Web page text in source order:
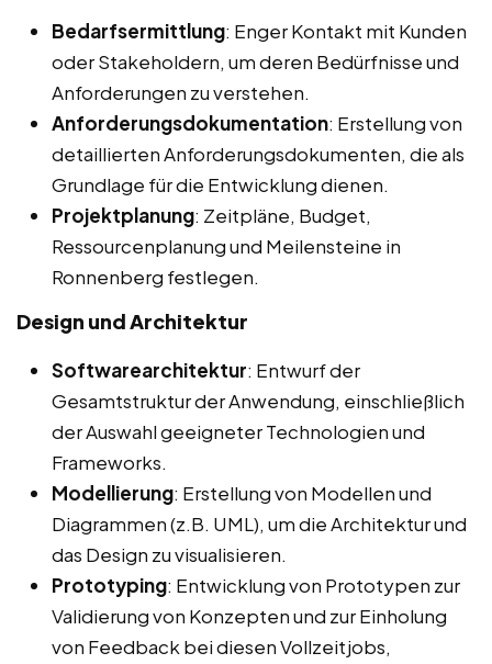
Bedarfsermittlung: Enger Kontakt mit Kunden
oder Stakeholdern, um deren Bedürfnisse und
Anforderungen zu verstehen.
Anforderungsdokumentation: Erstellung von
detaillierten Anforderungsdokumenten, die als
Grundlage für die Entwicklung dienen.
Projektplanung: Zeitpläne, Budget,
Ressourcenplanung und Meilensteine in
Ronnenberg festlegen.
Design und Architektur
Softwarearchitektur: Entwurf der
Gesamtstruktur der Anwendung, einschließlich
der Auswahl geeigneter Technologien und
Frameworks.
Modellierung: Erstellung von Modellen und
Diagrammen (z.B. UML), um die Architektur und
das Design zu visualisieren.
Prototyping: Entwicklung von Prototypen zur
Validierung von Konzepten und zur Einholung
von Feedback bei diesen Vollzeitjobs,